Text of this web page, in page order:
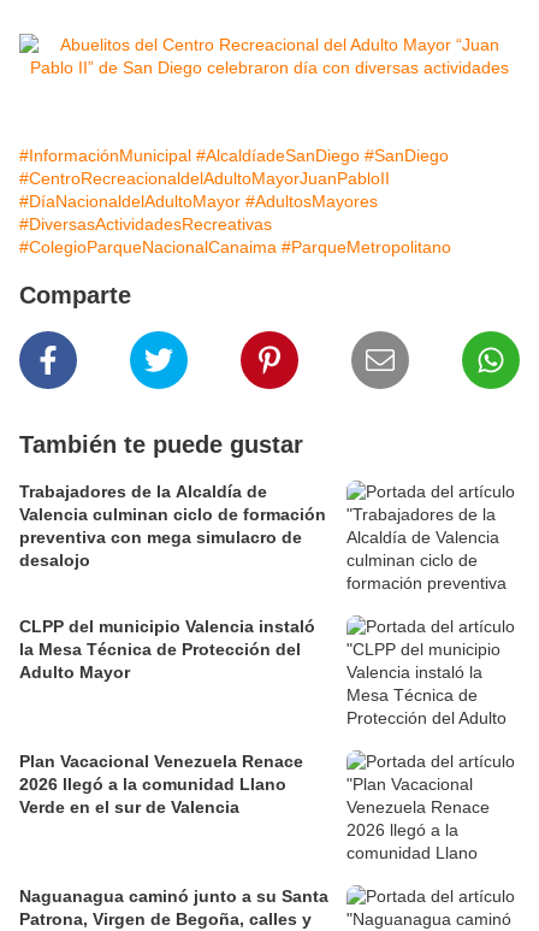
#InformaciónMunicipal #AlcaldíadeSanDiego #SanDiego
#CentroRecreacionaldelAdultoMayorJuanPabloII
#DíaNacionaldelAdultoMayor #AdultosMayores
#DiversasActividadesRecreativas
#ColegioParqueNacionalCanaima #ParqueMetropolitano
Comparte
También te puede gustar
Trabajadores de la Alcaldía de
Valencia culminan ciclo de formación
preventiva con mega simulacro de
desalojo
CLPP del municipio Valencia instaló
la Mesa Técnica de Protección del
Adulto Mayor
Plan Vacacional Venezuela Renace
2026 llegó a la comunidad Llano
Verde en el sur de Valencia
Naguanagua caminó junto a su Santa
Patrona, Virgen de Begoña, calles y